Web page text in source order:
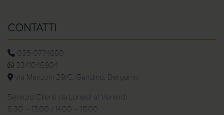
CONTATTI
035 0774680
3341046904
via Manzoni 29/C, Gandino, Bergamo
Servizio Clienti da Lunedì al Venerdì
8.30 – 13.00 / 14.00 – 18.00